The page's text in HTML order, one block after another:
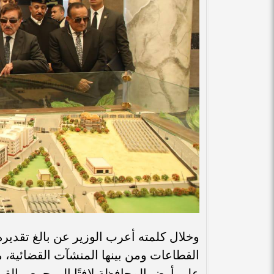
وخلال كلمته أعرب الوزير عن بالغ
القطاعات ومن بينها المنشآت